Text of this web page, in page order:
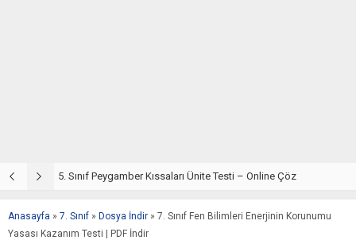
5. Sınıf Peygamber Kıssaları Ünite Testi – Online Çöz
Anasayfa » 7. Sınıf » Dosya İndir » 7. Sınıf Fen Bilimleri Enerjinin Korunumu
Yasası Kazanım Testi | PDF İndir